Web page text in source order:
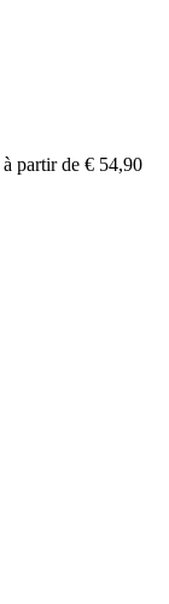
à partir de € 54,90